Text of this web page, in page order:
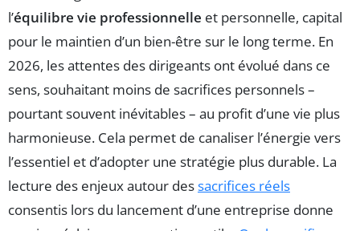
l’équilibre vie professionnelle et personnelle, capital
pour le maintien d’un bien-être sur le long terme. En
2026, les attentes des dirigeants ont évolué dans ce
sens, souhaitant moins de sacrifices personnels –
pourtant souvent inévitables – au profit d’une vie plus
harmonieuse. Cela permet de canaliser l’énergie vers
l’essentiel et d’adopter une stratégie plus durable. La
lecture des enjeux autour dessacrifices réels
consentis lors du lancement d’une entreprise donne